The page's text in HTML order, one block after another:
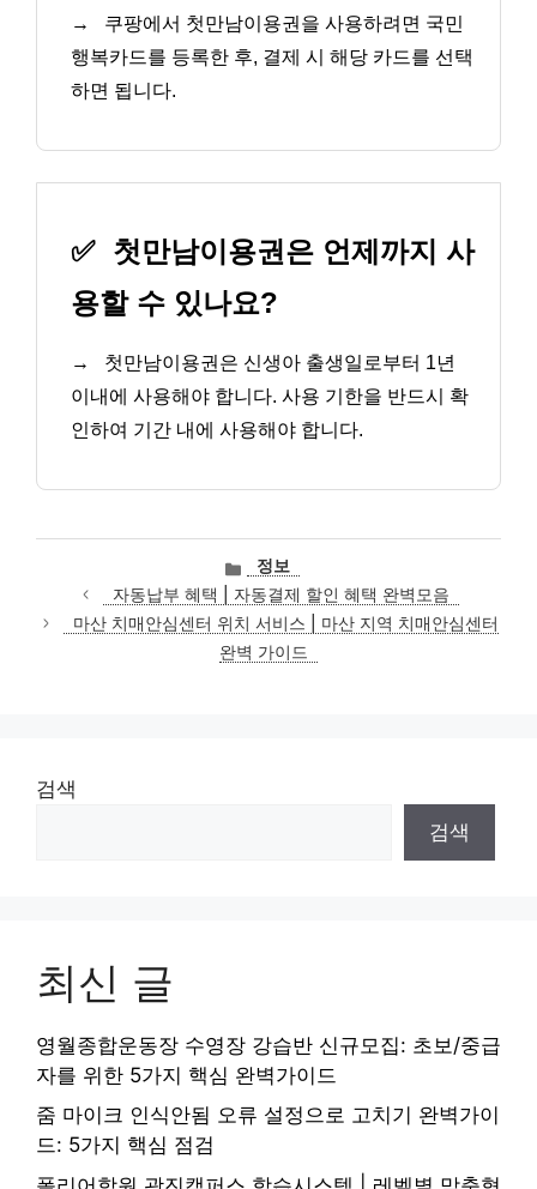
→
쿠팡에서 첫만남이용권을 사용하려면 국민
행복카드를 등록한 후, 결제 시 해당 카드를 선택
하면 됩니다.
✅ 첫만남이용권은 언제까지 사
용할 수 있나요?
→
첫만남이용권은 신생아 출생일로부터 1년
이내에 사용해야 합니다. 사용 기한을 반드시 확
인하여 기간 내에 사용해야 합니다.
카
테
고
리
정보
자동납부 혜택 | 자동결제 할인 혜택 완벽모음
마산 치매안심센터 위치 서비스 | 마산 지역 치매안심센터
완벽 가이드
검색
검색
최신 글
영월종합운동장 수영장 강습반 신규모집: 초보/중급
자를 위한 5가지 핵심 완벽가이드
줌 마이크 인식안됨 오류 설정으로 고치기 완벽가이
드: 5가지 핵심 점검